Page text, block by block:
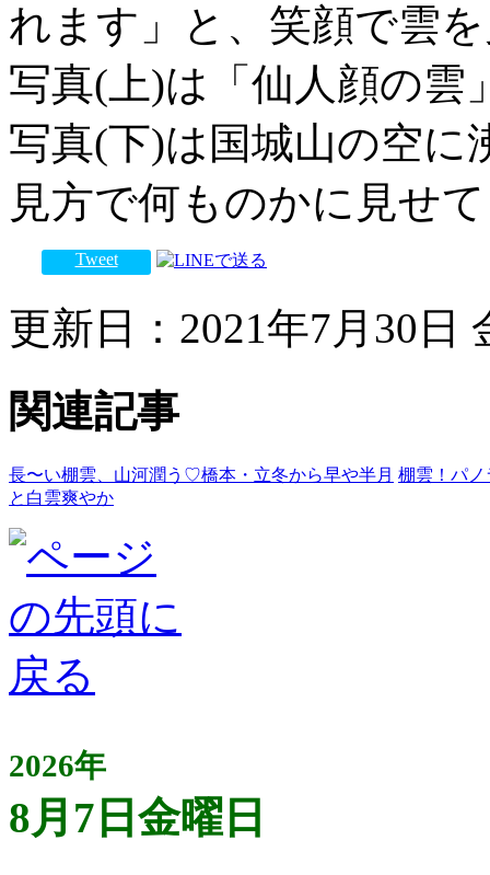
れます」と、笑顔で雲
写真(上)は「仙人顔の雲
写真(下)は国城山の空に
見方で何ものかに見せ
Tweet
更新日：2021年7月30日
関連記事
長〜い棚雲、山河潤う♡橋本・立冬から早や半月 棚雲！パ
と白雲爽やか
2026年
8月7日金曜日